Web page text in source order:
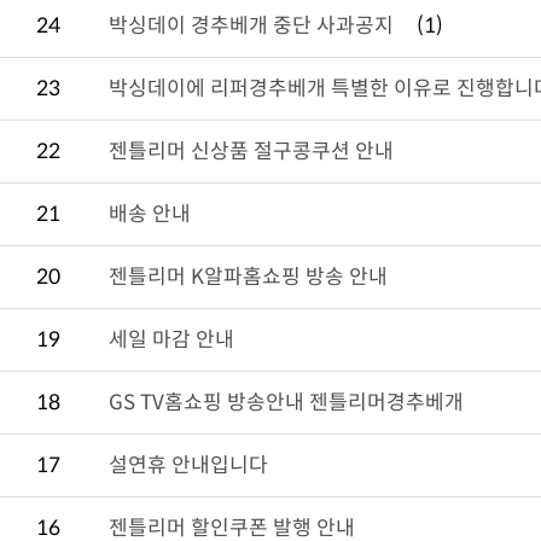
24 박싱데이 경추베개 중단 사과공지 (1)
23 박싱데이에 리퍼경추베개 특별한 이유로 진행합니
22 젠틀리머 신상품 절구콩쿠션 안내
21 배송 안내
20 젠틀리머 K알파홈쇼핑 방송 안내
19 세일 마감 안내
18 GS TV홈쇼핑 방송안내 젠틀리머경추베개
17 설연휴 안내입니다
16 젠틀리머 할인쿠폰 발행 안내